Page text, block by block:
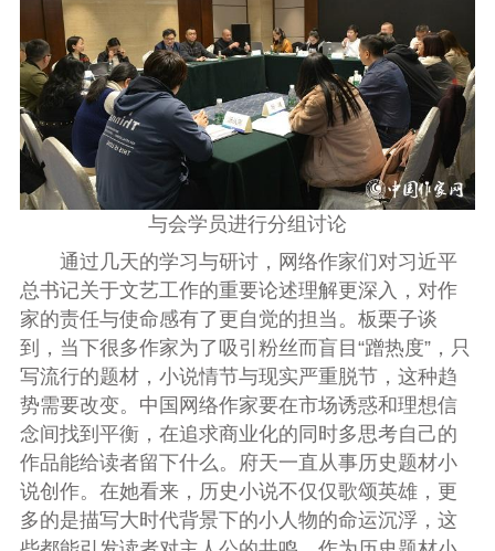
与会学员进行分组讨论
通过几天的学习与研讨，网络作家们对习近平
总书记关于文艺工作的重要论述理解更深入，对作
家的责任与使命感有了更自觉的担当。板栗子谈
到，当下很多作家为了吸引粉丝而盲目“蹭热度”，只
写流行的题材，小说情节与现实严重脱节，这种趋
势需要改变。中国网络作家要在市场诱惑和理想信
念间找到平衡，在追求商业化的同时多思考自己的
作品能给读者留下什么。府天一直从事历史题材小
说创作。在她看来，历史小说不仅仅歌颂英雄，更
多的是描写大时代背景下的小人物的命运沉浮，这